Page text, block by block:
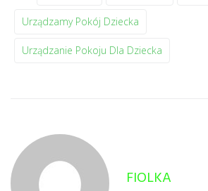
Urządzamy Pokój Dziecka
Urządzanie Pokoju Dla Dziecka
FIOLKA